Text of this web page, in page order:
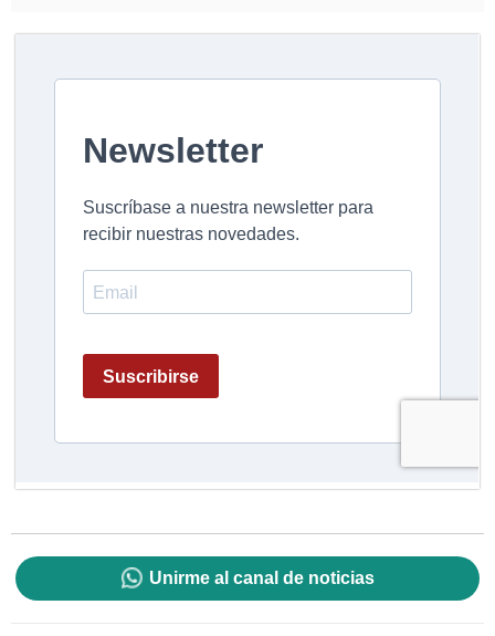
Unirme al canal de noticias